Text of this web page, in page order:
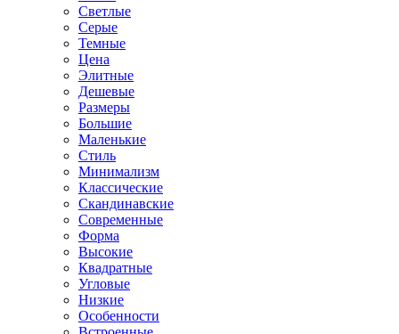
Светлые
Серые
Темные
Цена
Элитные
Дешевые
Размеры
Большие
Маленькие
Стиль
Минимализм
Классические
Скандинавские
Современные
Форма
Высокие
Квадратные
Угловые
Низкие
Особенности